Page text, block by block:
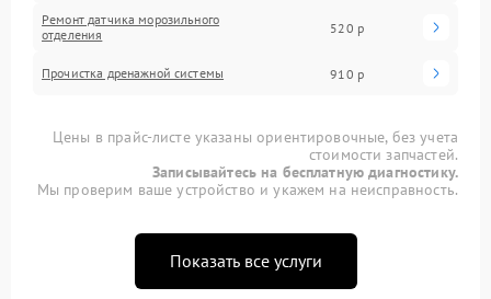
Ремонт датчика морозильного
отделения
520 р
Прочистка дренажной системы 910 р
Цены в прайс-листе указаны ориентировочные, без учета
стоимости запчастей.
Записывайтесь на бесплатную диагностику.
Мы проверим ваше устройство и укажем на неисправность.
Показать все услуги